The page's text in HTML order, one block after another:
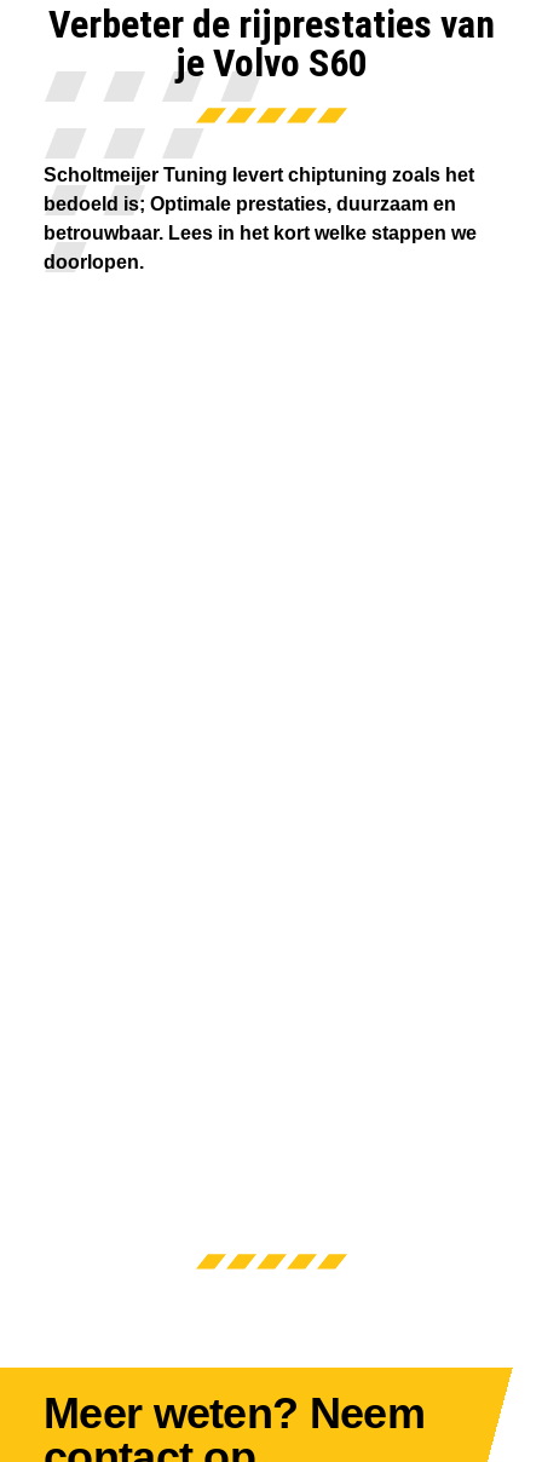
Verbeter de rijprestaties van
je Volvo S60
Scholtmeijer Tuning levert chiptuning zoals het
bedoeld is; Optimale prestaties, duurzaam en
betrouwbaar. Lees in het kort welke stappen we
doorlopen.
Meer weten? Neem